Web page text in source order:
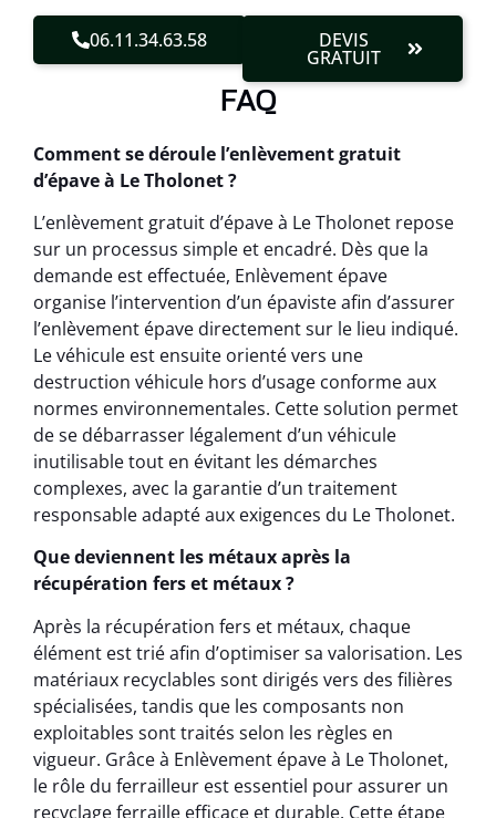
06.11.34.63.58 DEVIS
GRATUIT
FAQ
Comment se déroule l’enlèvement gratuit
d’épave à Le Tholonet ?
L’enlèvement gratuit d’épave à Le Tholonet repose
sur un processus simple et encadré. Dès que la
demande est effectuée, Enlèvement épave
organise l’intervention d’un épaviste afin d’assurer
l’enlèvement épave directement sur le lieu indiqué.
Le véhicule est ensuite orienté vers une
destruction véhicule hors d’usage conforme aux
normes environnementales. Cette solution permet
de se débarrasser légalement d’un véhicule
inutilisable tout en évitant les démarches
complexes, avec la garantie d’un traitement
responsable adapté aux exigences du Le Tholonet.
Que deviennent les métaux après la
récupération fers et métaux ?
Après la récupération fers et métaux, chaque
élément est trié afin d’optimiser sa valorisation. Les
matériaux recyclables sont dirigés vers des filières
spécialisées, tandis que les composants non
exploitables sont traités selon les règles en
vigueur. Grâce à Enlèvement épave à Le Tholonet,
le rôle du ferrailleur est essentiel pour assurer un
recyclage ferraille efficace et durable. Cette étape